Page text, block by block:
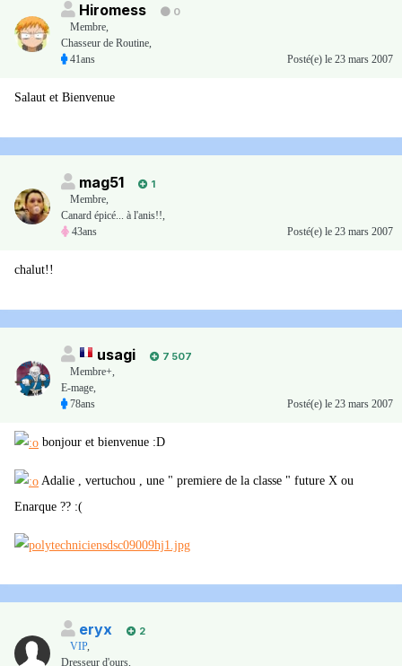
Hiromess
0
Membre,
Chasseur de Routine,
41ans
Posté(e) le 23 mars 2007
Salaut et Bienvenue
mag51
1
Membre,
Canard épicé... à l'anis!!,
43ans
Posté(e) le 23 mars 2007
chalut!!
usagi
7 507
Membre+,
E-mage,
78ans
Posté(e) le 23 mars 2007
bonjour et bienvenue :D
Adalie , vertuchou , une " premiere de la classe " future X ou
Enarque ?? :(
eryx
2
VIP,
Dresseur d'ours,